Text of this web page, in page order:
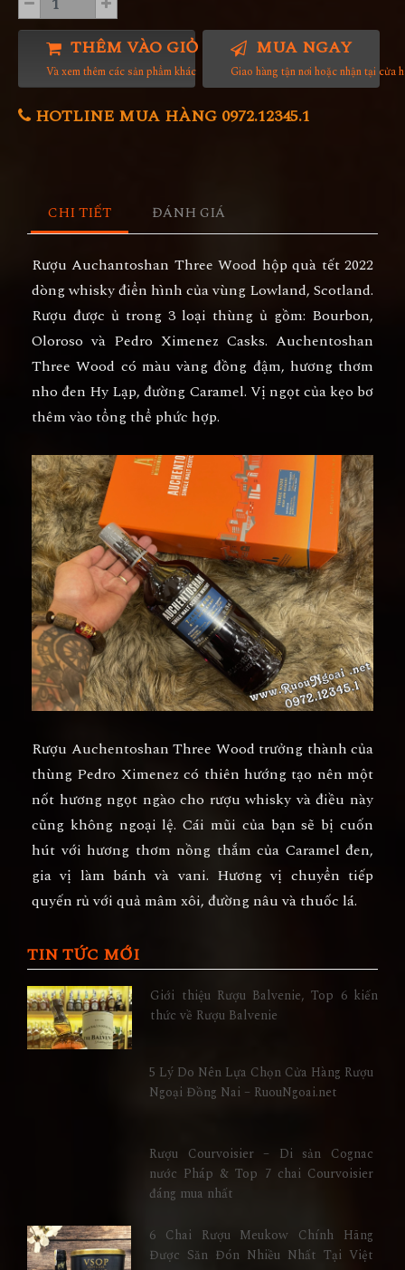
THÊM VÀO GIỎ HÀNG
Và xem thêm các sản phẩm khác
MUA NGAY
Giao hàng tận nơi hoặc nhận tại cửa
HOTLINE MUA HÀNG 0972.12345.1
CHI TIẾT ĐÁNH GIÁ
Rượu Auchantoshan Three Wood hộp quà tết 2022
dòng whisky điển hình của vùng Lowland, Scotland.
Rượu được ủ trong 3 loại thùng ủ gồm: Bourbon,
Oloroso và Pedro Ximenez Casks. Auchentoshan
Three Wood có màu vàng đồng đậm, hương thơm
nho đen Hy Lạp, đường Caramel. Vị ngọt của kẹo bơ
thêm vào tổng thể phức hợp.
Rượu Auchentoshan Three Wood trưởng thành của
thùng Pedro Ximenez có thiên hướng tạo nên một
nốt hương ngọt ngào cho rượu whisky và điều này
cũng không ngoại lệ. Cái mũi của bạn sẽ bị cuốn
hút với hương thơm nồng thắm của Caramel đen,
gia vị làm bánh và vani. Hương vị chuyển tiếp
quyến rủ với quả mâm xôi, đường nâu và thuốc lá.
TIN TỨC MỚI
Giới thiệu Rượu Balvenie, Top 6 kiến
thức về Rượu Balvenie
5 Lý Do Nên Lựa Chọn Cửa Hàng Rượu
Ngoại Đồng Nai – RuouNgoai.net
Rượu Courvoisier – Di sản Cognac
nước Pháp & Top 7 chai Courvoisier
đáng mua nhất
6 Chai Rượu Meukow Chính Hãng
Được Săn Đón Nhiều Nhất Tại Việt